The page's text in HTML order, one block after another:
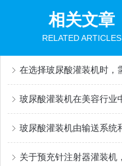
相关文章
RELATED ARTICLES